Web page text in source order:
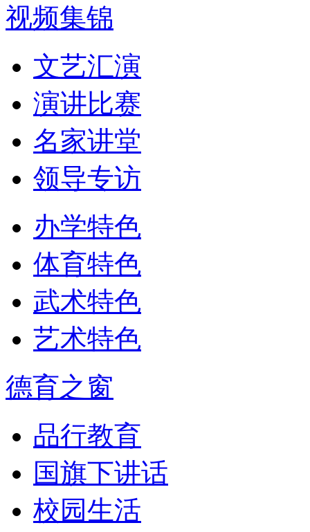
视频集锦
文艺汇演
演讲比赛
名家讲堂
领导专访
办学特色
体育特色
武术特色
艺术特色
德育之窗
品行教育
国旗下讲话
校园生活